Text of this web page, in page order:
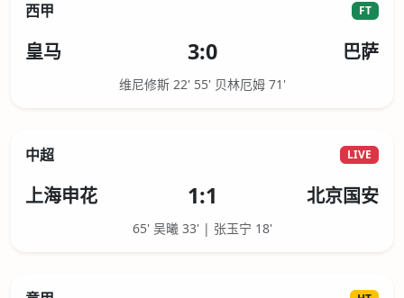
西甲 FT
皇马 3:0 巴萨
维尼修斯 22' 55' 贝林厄姆 71'
中超 LIVE
上海申花 1:1 北京国安
65' 吴曦 33' | 张玉宁 18'